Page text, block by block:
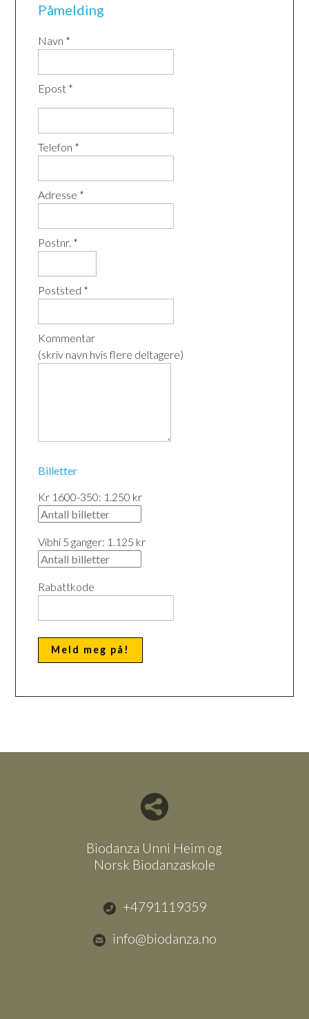
Påmelding
Navn *
Epost *
Telefon *
Adresse *
Postnr. *
Poststed *
Kommentar
(skriv navn hvis flere deltagere)
Billetter
Kr 1600-350: 1.250 kr
Vibhi 5 ganger: 1.125 kr
Rabattkode
Biodanza Unni Heim og
Norsk Biodanzaskole
+4791119359
info@biodanza.no